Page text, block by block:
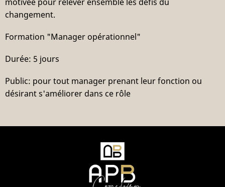
changement.
Formation "Manager opérationnel"
Durée: 5 jours
Public: pour tout manager prenant leur fonction ou
désirant s'améliorer dans ce rôle